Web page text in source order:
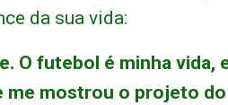
da sua vida:
O futebol é minha vida,
mostrou o projeto do